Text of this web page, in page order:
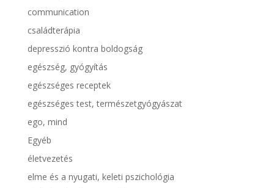
communication
családterápia
depresszió kontra boldogság
egészség, gyógyítás
egészséges receptek
egészséges test, természetgyógyászat
ego, mind
Egyéb
életvezetés
elme és a nyugati, keleti pszichológia